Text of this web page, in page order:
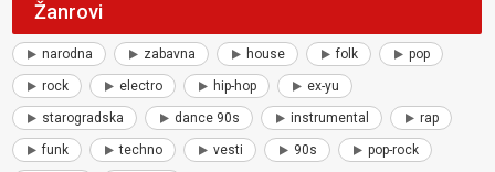
Žanrovi
narodna zabavna house folk pop
rock electro hip-hop ex-yu
starogradska dance 90s instrumental rap
funk techno vesti 90s pop-rock